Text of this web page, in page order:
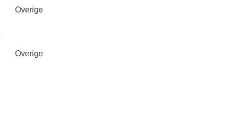
Overige
Overige